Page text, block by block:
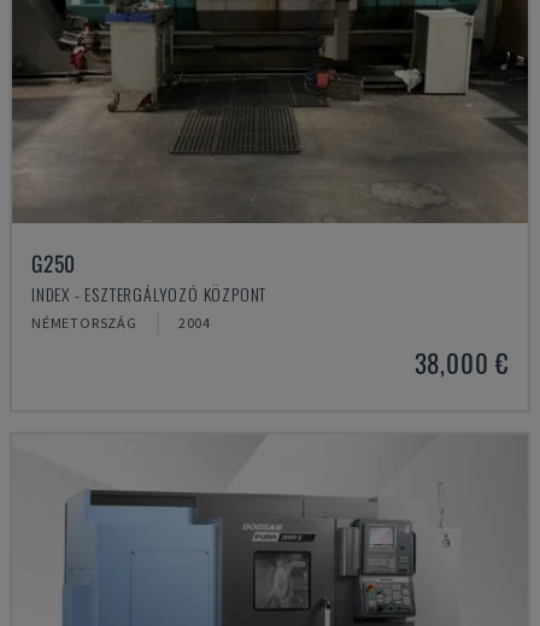
G250
INDEX - ESZTERGÁLYOZÓ KÖZPONT
NÉMETORSZÁG 2004
38,000 €